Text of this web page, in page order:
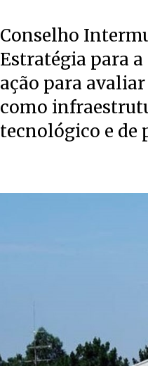
Conselho
Estratégia para
ação para
como
tecnológico e de